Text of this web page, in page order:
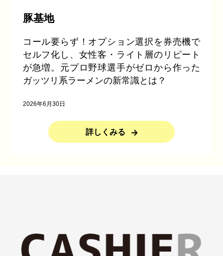
豚基地
コール要らず！オプション選択を券売機で
セルフ化し、女性客・ライト層のリピート
が急増。元プロ野球選手がゼロから作った
ガッツリ系ラーメンの新常識とは？
2026年6月30日
詳しくみる